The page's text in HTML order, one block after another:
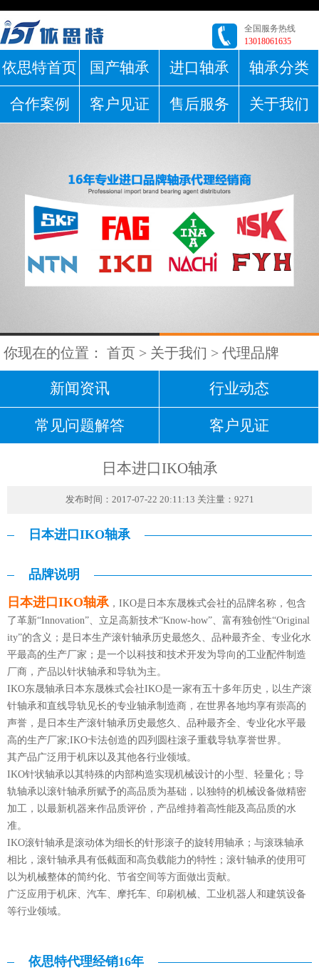
全国服务热线
13018061635
依思特首页 国产轴承 进口轴承 轴承分类
合作案例 客户见证 售后服务 关于我们
你现在的位置： 首页 > 关于我们 > 代理品牌
新闻资讯 行业动态
常见问题解答 客户见证
日本进口IKO轴承
发布时间：2017-07-22 20:11:13 关注量：9271
日本进口IKO轴承
品牌说明
日本进口IKO轴承，IKO是日本东晟株式会社的品牌名称，包含
了革新“Innovation”、立足高新技术“Know-how”、富有独创性“Original
ity”的含义；是日本生产滚针轴承历史最悠久、品种最齐全、专业化水
平最高的生产厂家；是一个以科技和技术开发为导向的工业配件制造
厂商，产品以针状轴承和导轨为主。
IKO东晟轴承日本东晟株式会社IKO是一家有五十多年历史，以生产滚
针轴承和直线导轨见长的专业轴承制造商，在世界各地均享有崇高的
声誉，是日本生产滚针轴承历史最悠久、品种最齐全、专业化水平最
高的生产厂家;IKO卡法创造的四列圆柱滚子重载导轨享誉世界。
其产品广泛用于机床以及其他各行业领域。
IKO针状轴承以其特殊的内部构造实现机械设计的小型、轻量化；导
轨轴承以滚针轴承所赋予的高品质为基础，以独特的机械设备做精密
加工，以最新机器来作品质评价，产品维持着高性能及高品质的水
准。
IKO滚针轴承是滚动体为细长的针形滚子的旋转用轴承；与滚珠轴承
相比，滚针轴承具有低截面和高负载能力的特性；滚针轴承的使用可
以为机械整体的简约化、节省空间等方面做出贡献。
广泛应用于机床、汽车、摩托车、印刷机械、工业机器人和建筑设备
等行业领域。
依思特代理经销16年